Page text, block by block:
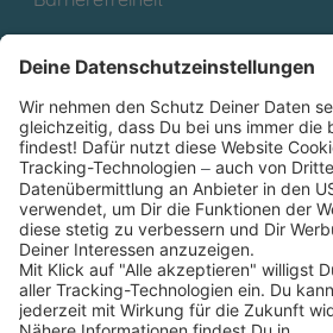
Partnerprogramm (Affiliate)
Folge uns auf
* Versandkostenfrei ab 9,00 €